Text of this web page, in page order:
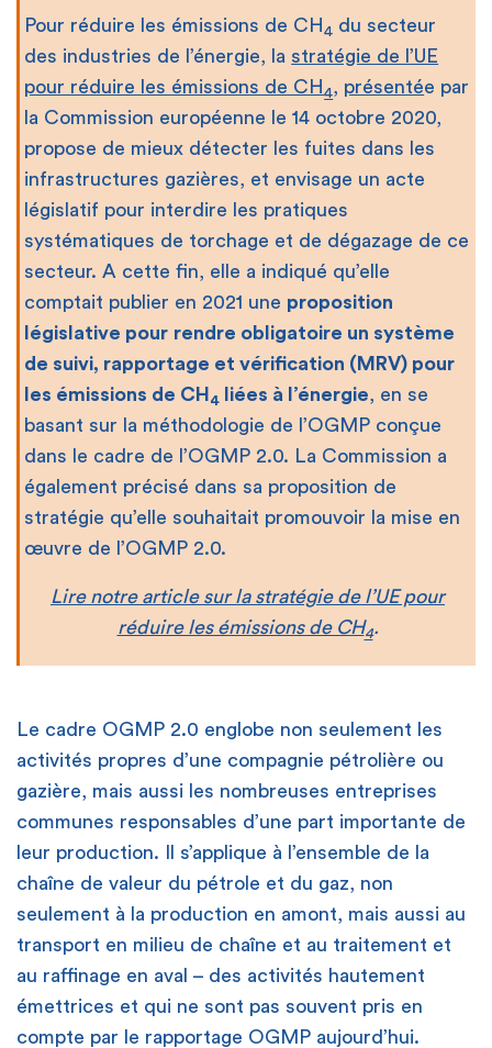
Pour réduire les émissions de CH 4 du secteur
des industries de l’énergie, la stratégie de l’UE
pour réduire les émissions de CH 4, présentée par
la Commission européenne le 14 octobre 2020,
propose de mieux détecter les fuites dans les
infrastructures gazières, et envisage un acte
législatif pour interdire les pratiques
systématiques de torchage et de dégazage de ce
secteur. A cette fin, elle a indiqué qu’elle
comptait publier en 2021 une proposition
législative pour rendre obligatoire un système
de suivi, rapportage et vérification (MRV) pour
les émissions de CH 4 liées à l’énergie, en se
basant sur la méthodologie de l’OGMP conçue
dans le cadre de l’OGMP 2.0. La Commission a
également précisé dans sa proposition de
stratégie qu’elle souhaitait promouvoir la mise en
œuvre de l’OGMP 2.0.
Lire notre article sur la stratégie de l’UE pour
réduire les émissions de CH4.
Le cadre OGMP 2.0 englobe non seulement les
activités propres d’une compagnie pétrolière ou
gazière, mais aussi les nombreuses entreprises
communes responsables d’une part importante de
leur production. Il s’applique à l’ensemble de la
chaîne de valeur du pétrole et du gaz, non
seulement à la production en amont, mais aussi au
transport en milieu de chaîne et au traitement et
au raffinage en aval – des activités hautement
émettrices et qui ne sont pas souvent pris en
compte par le rapportage OGMP aujourd’hui.